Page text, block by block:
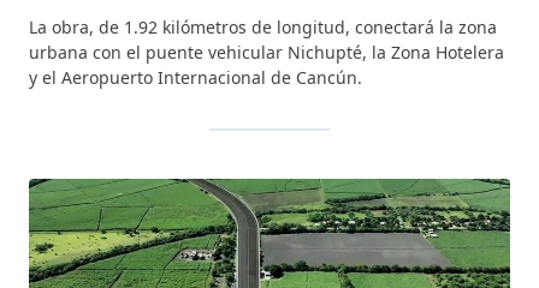
La obra, de 1.92 kilómetros de longitud, conectará la zona
urbana con el puente vehicular Nichupté, la Zona Hotelera
y el Aeropuerto Internacional de Cancún.